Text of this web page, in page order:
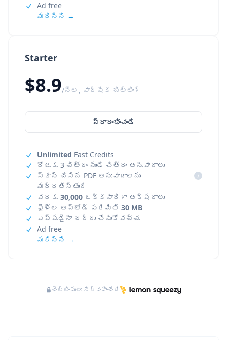
Starter
$8.9/నెల, వార్షిక బిల్లింగ్
ప్రారంభించండి
Unlimited Fast Credits
రోజుకు 3 చిత్రం నుండి చిత్రం అనువాదాలు
స్కాన్ చేసిన PDF అనువాదాలను
మద్దతిస్తుంది
i
వరకు 30,000 ఒక్కసారిగా అక్షరాలు
ఫైళ్ల అప్‌లోడ్ పరిమితి 30 MB
ఎప్పుడైనా రద్దు చేసుకోవచ్చు
Ad free
మరిన్ని →
Ad free
మరిన్ని →
చెల్లింపులు నిర్వహించేది